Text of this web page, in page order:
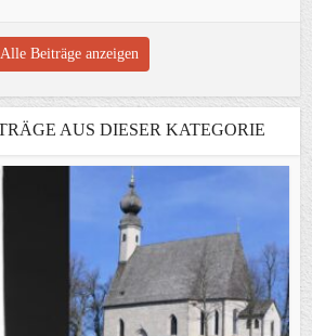
Alle Beiträge anzeigen
AUS DIESER KATEGORIE